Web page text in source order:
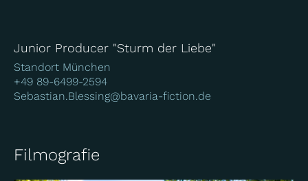
Junior Producer "Sturm der Liebe"
Standort München
+49 89-6499-2594
Sebastian.Blessing@bavaria-fiction.de
Filmografie